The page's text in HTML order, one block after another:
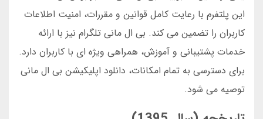
این پلتفرم با رعایت کامل قوانین و مقررات، امنیت اطلاعات
کاربران را تضمین می کند. بی ال مانی تلگرام نیز با ارائه
خدمات پشتیبانی و آموزش، همراهی ویژه ای با کاربران دارد.
برای دسترسی به تمام امکانات، دانلود اپلیکیشن بی ال مانی
توصیه می شود.